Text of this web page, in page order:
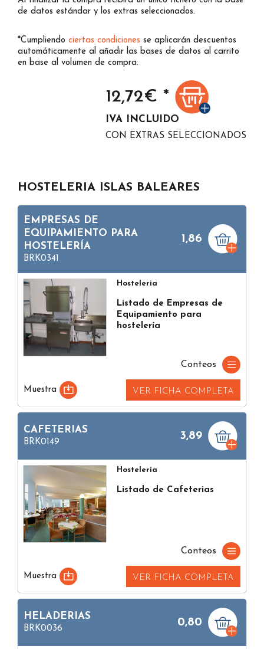
de datos estándar y los extras seleccionados.
*Cumpliendo ciertas condiciones se aplicarán descuentos
automáticamente al añadir las bases de datos al carrito
en base al volumen de compra.
12,72€ *
IVA INCLUIDO
CON EXTRAS SELECCIONADOS
HOSTELERIA ISLAS BALEARES
EMPRESAS DE
EQUIPAMIENTO PARA
HOSTELERÍA
BRK0341
1,86
Hosteleria
Listado de Empresas de
Equipamiento para
hostelería
Conteos
Muestra VER FICHA COMPLETA
CAFETERIAS
BRK0149
3,89
Hosteleria
Listado de Cafeterias
Conteos
Muestra VER FICHA COMPLETA
HELADERIAS
BRK0036
0,80